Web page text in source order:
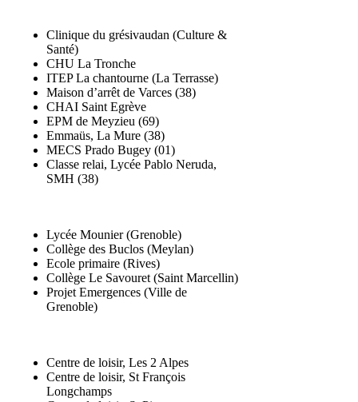
Clinique du grésivaudan (Culture &
Santé)
CHU La Tronche
ITEP La chantourne (La Terrasse)
Maison d’arrêt de Varces (38)
CHAI Saint Egrève
EPM de Meyzieu (69)
Emmaüs, La Mure (38)
MECS Prado Bugey (01)
Classe relai, Lycée Pablo Neruda,
SMH (38)
Lycée Mounier (Grenoble)
Collège des Buclos (Meylan)
Ecole primaire (Rives)
Collège Le Savouret (Saint Marcellin)
Projet Emergences (Ville de
Grenoble)
Centre de loisir, Les 2 Alpes
Centre de loisir, St François
Longchamps